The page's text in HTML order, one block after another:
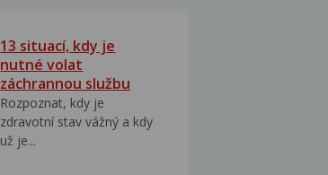
13 situací, kdy je
nutné volat
záchrannou službu
Rozpoznat, kdy je
zdravotní stav vážný a kdy
už je...